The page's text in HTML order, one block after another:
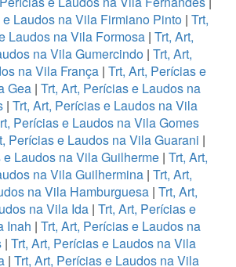
Laudos na Vila Firmiano Pinto | Trt,
Laudos na Vila Formosa| Trt, Art,
na Vila Gumercindo| Trt, Art,
na Vila França | Trt, Art, Perícias e
Gea| Trt, Art, Perícias e Laudos na
| Trt, Art, Perícias e Laudos na Vila
Perícias e Laudos na Vila Gomes
Perícias e Laudos na Vila Guarani |
e Laudos na Vila Guilherme | Trt, Art,
na Vila Guilhermina| Trt, Art,
na Vila Hamburguesa| Trt, Art,
na Vila Ida| Trt, Art, Perícias e
Inah | Trt, Art, Perícias e Laudos na
| Trt, Art, Perícias e Laudos na Vila
| Trt, Art, Perícias e Laudos na Vila